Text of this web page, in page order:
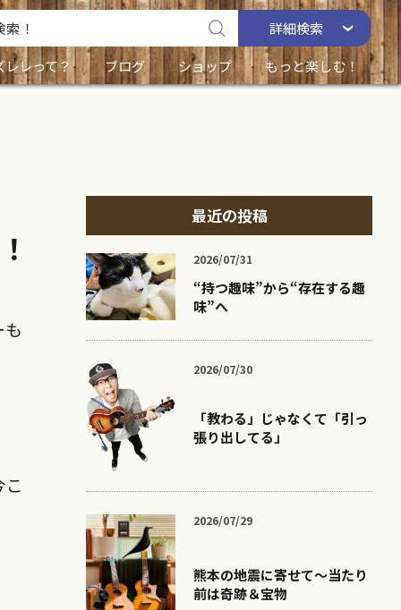
詳細検索
レレって？
ブログ ショップ もっと楽しむ！
最近の投稿
2026/07/31
“持つ趣味”から“存在する趣
味”へ
2026/07/30
「教わる」じゃなくて「引っ
張り出してる」
2026/07/29
熊本の地震に寄せて〜当たり
前は奇跡＆宝物